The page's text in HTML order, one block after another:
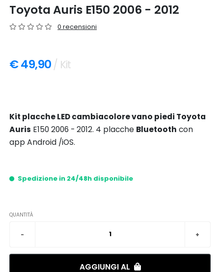
Toyota Auris E150 2006 - 2012
0 recensioni
€ 49,90 / Kit
Kit placche LED cambiacolore vano piedi Toyota
Auris E150 2006 - 2012. 4 placche Bluetooth con
app Android /iOS.
Spedizione in 24/48h disponibile
QUANTITÀ
AGGIUNGI AL